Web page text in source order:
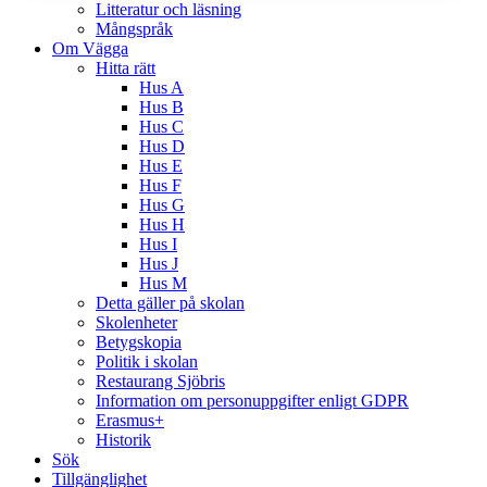
Litteratur och läsning
Mångspråk
Om Vägga
Hitta rätt
Hus A
Hus B
Hus C
Hus D
Hus E
Hus F
Hus G
Hus H
Hus I
Hus J
Hus M
Detta gäller på skolan
Skolenheter
Betygskopia
Politik i skolan
Restaurang Sjöbris
Information om personuppgifter enligt GDPR
Erasmus+
Historik
Sök
Tillgänglighet